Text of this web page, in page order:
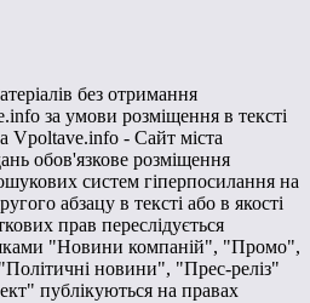
без отримання
за умови розміщення в тексті
Vpoltave.info - Сайт міста
обов'язкове розміщення
систем гіперпосилання на
абзацу в тексті або в якості
прав переслідується
"Новини компаній", "Промо",
новини", "Прес-реліз"
публікуються на правах